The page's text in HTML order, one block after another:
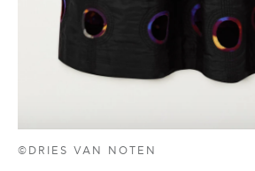
©DRIES VAN NOTEN